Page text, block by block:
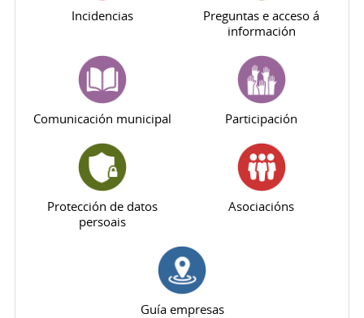
Incidencias
Preguntas e acceso á
información
Comunicación municipal Participación
Protección de datos
persoais
Asociacións
Guía empresas